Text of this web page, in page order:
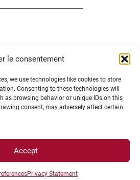
le consentement
we use technologies like cookies to store
Consenting to these technologies will
as browsing behavior or unique IDs on this
consent, may adversely affect certain
Accept
Privacy Statement
LÉGALES
des campus
légales
mes cookies
de cookies
de confidentialité